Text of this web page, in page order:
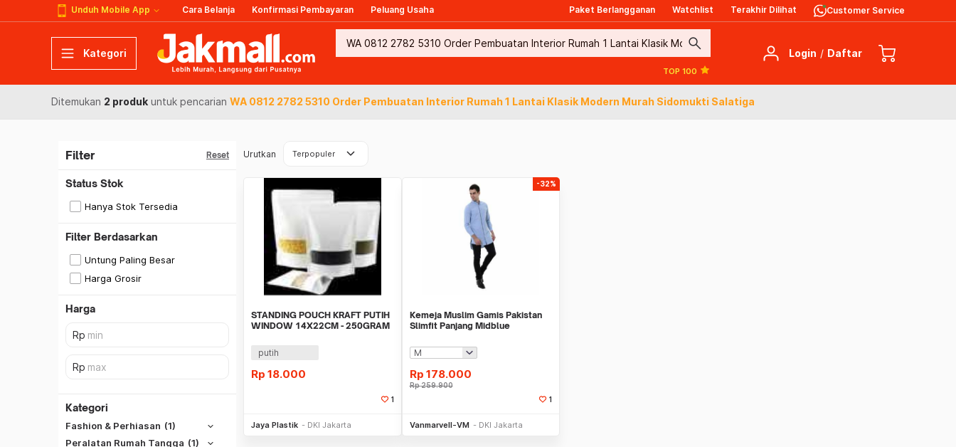
Unduh Mobile App Cara Belanja Konfirmasi Pembayaran Peluang Usaha Paket Berlangganan Watchlist Terakhir Dilihat Customer Service
Kategori search
TOP 100
Login / Daftar
Ditemukan 2 produk untuk pencarian WA 0812 2782 5310 Order Pembuatan Interior Rumah 1 Lantai Klasik Modern Murah Sidomukti Salatiga
Filter Reset
Status Stok
Hanya Stok Tersedia
Filter Berdasarkan
Untung Paling Besar
Harga Grosir
Harga
Kategori
Fashion & Perhiasan (1)
Peralatan Rumah Tangga (1)
DKI Jakarta
Tangerang
Urutkan Terpopuler keyboard_arrow_down
STANDING POUCH KRAFT PUTIH
WINDOW 14X22CM - 250GRAM
putih
Rp 18.000
1
Jaya Plastik DKI Jakarta
-32%
Kemeja Muslim Gamis Pakistan
Slimfit Panjang Midblue
Rp 178.000
Rp259.900
1
Vanmarvell-VM DKI Jakarta